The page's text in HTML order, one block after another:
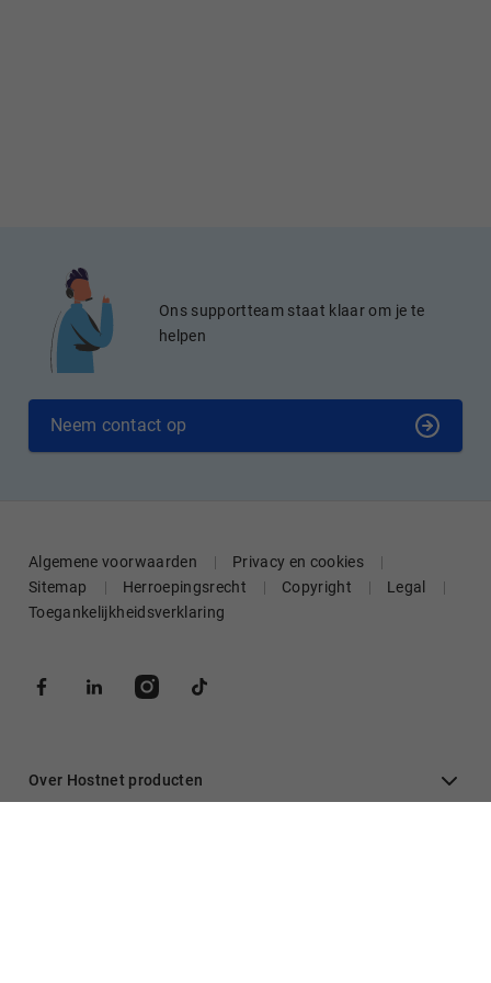
Ons supportteam staat klaar om je te
helpen
Neem contact op
Algemene voorwaarden
Privacy en cookies
Sitemap
Herroepingsrecht Copyright
Legal
Toegankelijkheidsverklaring
Over Hostnet producten